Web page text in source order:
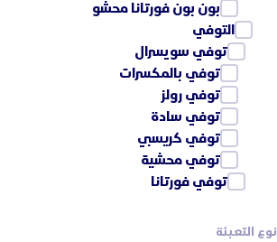
بون بون فورتانا محشو
التوفي
توفي سويسرال
توفي بالمكسرات
توفي رولز
توفي سادة
توفي كريسبي
توفي محشية
توفي فورتانا
نوع التعبئة